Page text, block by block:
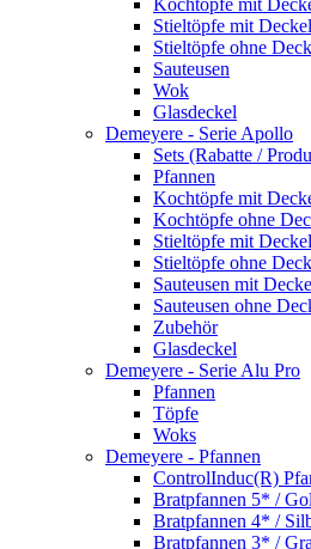
Kochtöpfe mit
Stieltöpfe mit Deckel
Stieltöpfe ohne
Sauteusen
Wok
Glasdeckel
Demeyere - Serie Apollo
Sets (Rabatte /
Pfannen
Kochtöpfe mit
Kochtöpfe ohne
Stieltöpfe mit Deckel
Stieltöpfe ohne
Sauteusen mit
Sauteusen ohne
Zubehör
Glasdeckel
Demeyere - Serie Alu Pro
Pfannen
Töpfe
Woks
Demeyere - Pfannen
ControlInduc(R)
Bratpfannen 5* /
Bratpfannen 4* /
Bratpfannen 3* /